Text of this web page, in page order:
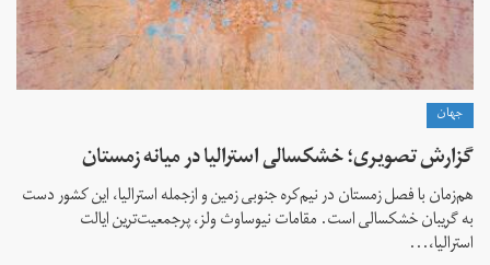
جهان
گزارش تصویری؛ خشکسالی استرالیا در میانه زمستان
هم‌زمان با فصل زمستان در نیم‌‌کره جنوبی زمین و ازجمله استرالیا، این کشور دست
به گریبان خشکسالی است. مقامات نیوساوث ولز، پرجمعیت‌ترین ایالت
استرالیا،...